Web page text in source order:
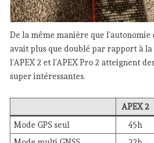
De la même manière que l’autonomie
avait plus que doublé par rapport à la
l’APEX 2 et l’APEX Pro 2 atteignent
super intéressantes.
APEX 2
Mode GPS seul
45h